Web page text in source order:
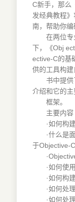
C新手，那么
发经典教程
南，帮助你编
在两位专
下，《Obj
ective-C的基
供的工具构建
书中提供
介绍和它的
框架。
主要内容
·如何构建
·什么是面
于Objective-C
·如何使用
·如何构建
·如何处理
·如何处理